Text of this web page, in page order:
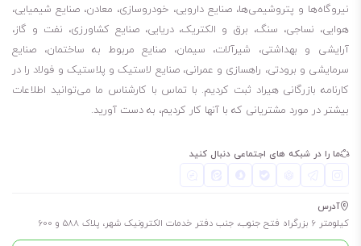
نیروگاه‌ها و پتروشیمی‌ها، صنایع دارویی، خودروسازی، معادن، صنایع شیمیایی،
هوایی، نساجی، سنگ، برق و الکتریک، دریایی، صنایع کشاورزی، نفت و گاز،
آرایشی و بهداشتی، شیرآلات، سیمان، صنایع مربوط به ساختمان، صنایع
سرمایشی و برودتی، راهسازی و عمرانی، صنایع لاستیک و پلاستیک و فولاد را در
کارنامه بازرگانی هیراد ثبت کردیم. با تماس با کارشناس ما می‌توانید اطلاعات
بیشتر در مورد مشتریانی که با آنها کار کردیم، به دست آورید.
ما را در شبکه های اجتماعی دنبال کنید
آدرس
کیلومتر 6 بزرگراه فتح جنوب، جنب دفتر خدمات الکترونیک شهر، پلاک 588 و 600